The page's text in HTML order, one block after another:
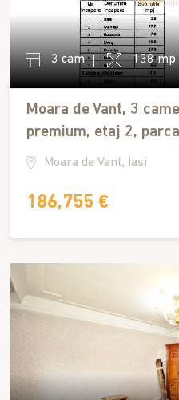
3 cam 138 mp
Moara de Vant, 3
premium, etaj 2,
Moara de Vant, Iasi
186,755 €